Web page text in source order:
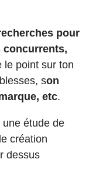
pour
concurrents,
le point sur ton
son
etc.
étude de
création
dessus